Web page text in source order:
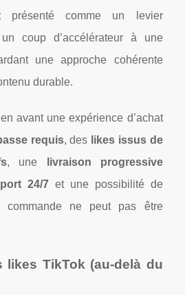
présenté comme un levier
coup d’accélérateur à une
une approche cohérente
durable.
avant une expérience d’achat
requis, des likes issus de
, une
livraison progressive
24/7et une possibilité de
ne peut pas être
likes TikTok (au-delà du